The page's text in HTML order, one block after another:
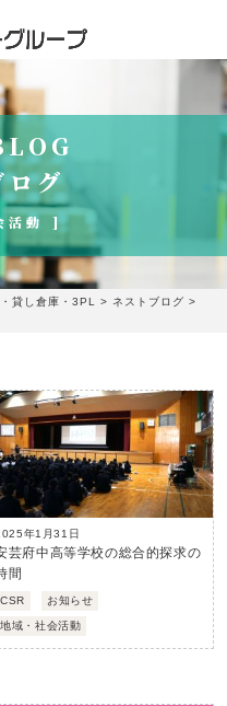
ログ
活動 ]
貸し倉庫・3PL > ネストブログ >
年1月31日
芸府中高等学校の総合的探求の
間
CSR お知らせ
地域・社会活動